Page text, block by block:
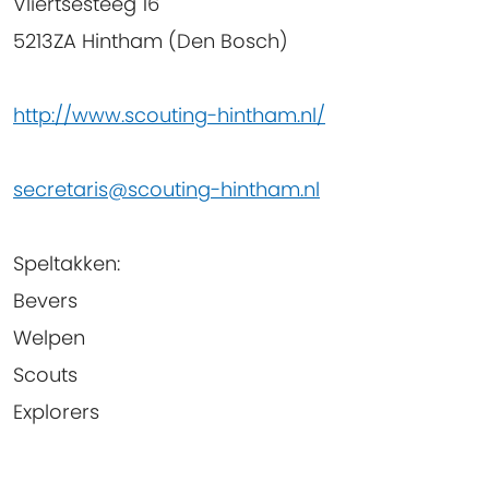
5213ZA Hintham (Den Bosch)
http://www.scouting-hintham.nl/
secretaris@scouting-hintham.nl
Speltakken:
Bevers
Welpen
Scouts
Explorers